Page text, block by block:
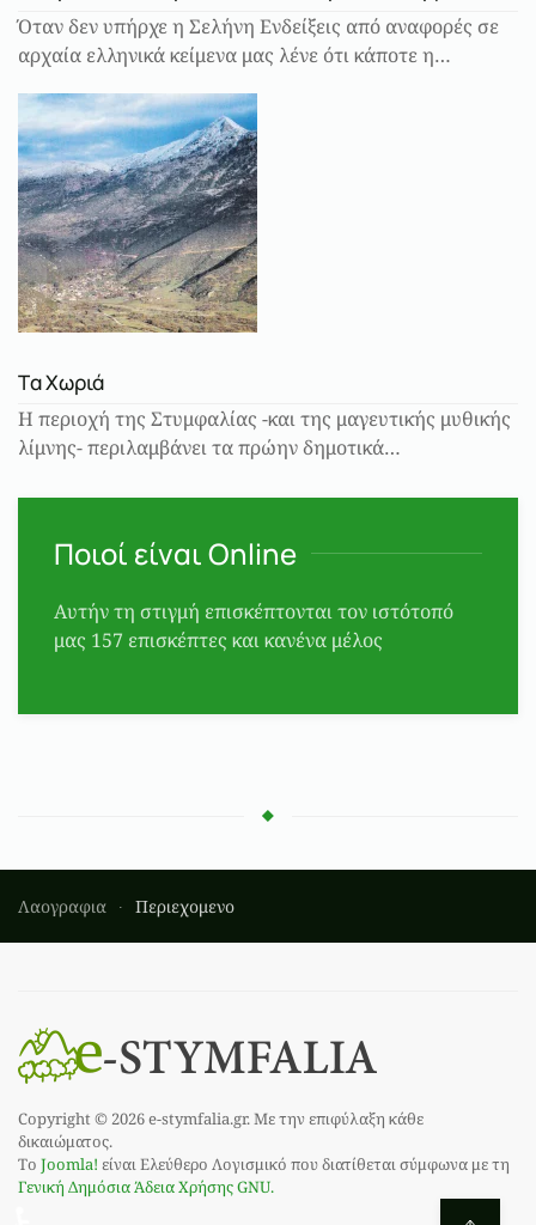
Όταν δεν υπήρχε η Σελήνη Ενδείξεις από αναφορές σε
αρχαία ελληνικά κείμενα μας λένε ότι κάποτε η…
Tα Χωριά
Η περιοχή της Στυμφαλίας -και της μαγευτικής μυθικής
λίμνης- περιλαμβάνει τα πρώην δημοτικά…
Ποιοί είναι Online
Αυτήν τη στιγμή επισκέπτονται τον ιστότοπό
μας 157 επισκέπτες και κανένα μέλος
Λαογραφια Περιεχομενο
Copyright © 2026 e-stymfalia.gr. Με την επιφύλαξη κάθε
δικαιώματος.
Το Joomla! είναι Ελεύθερο Λογισμικό που διατίθεται σύμφωνα με τη
Γενική Δημόσια Άδεια Χρήσης GNU.